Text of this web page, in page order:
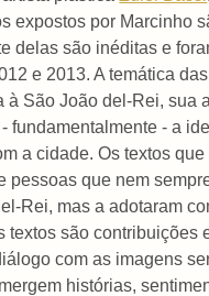
expostos por Marcinho
delas são inéditas e
e 2013. A temática
à São João del-Rei, sua
fundamentalmente - a
a cidade. Os textos
pessoas que nem
Rei, mas a adotaram
textos são contribuições
com as imagens
histórias,